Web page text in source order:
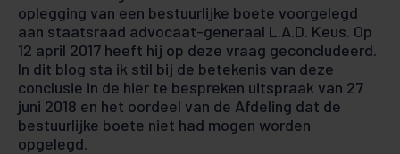
oplegging van een bestuurlijke boete voorgelegd
aan staatsraad advocaat-generaal L.A.D. Keus. Op
12 april 2017 heeft hij op deze vraag geconcludeerd.
In dit blog sta ik stil bij de betekenis van deze
conclusie in de hier te bespreken uitspraak van 27
juni 2018 en het oordeel van de Afdeling dat de
bestuurlijke boete niet had mogen worden
opgelegd.